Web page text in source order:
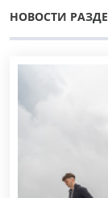
НОВОСТИ